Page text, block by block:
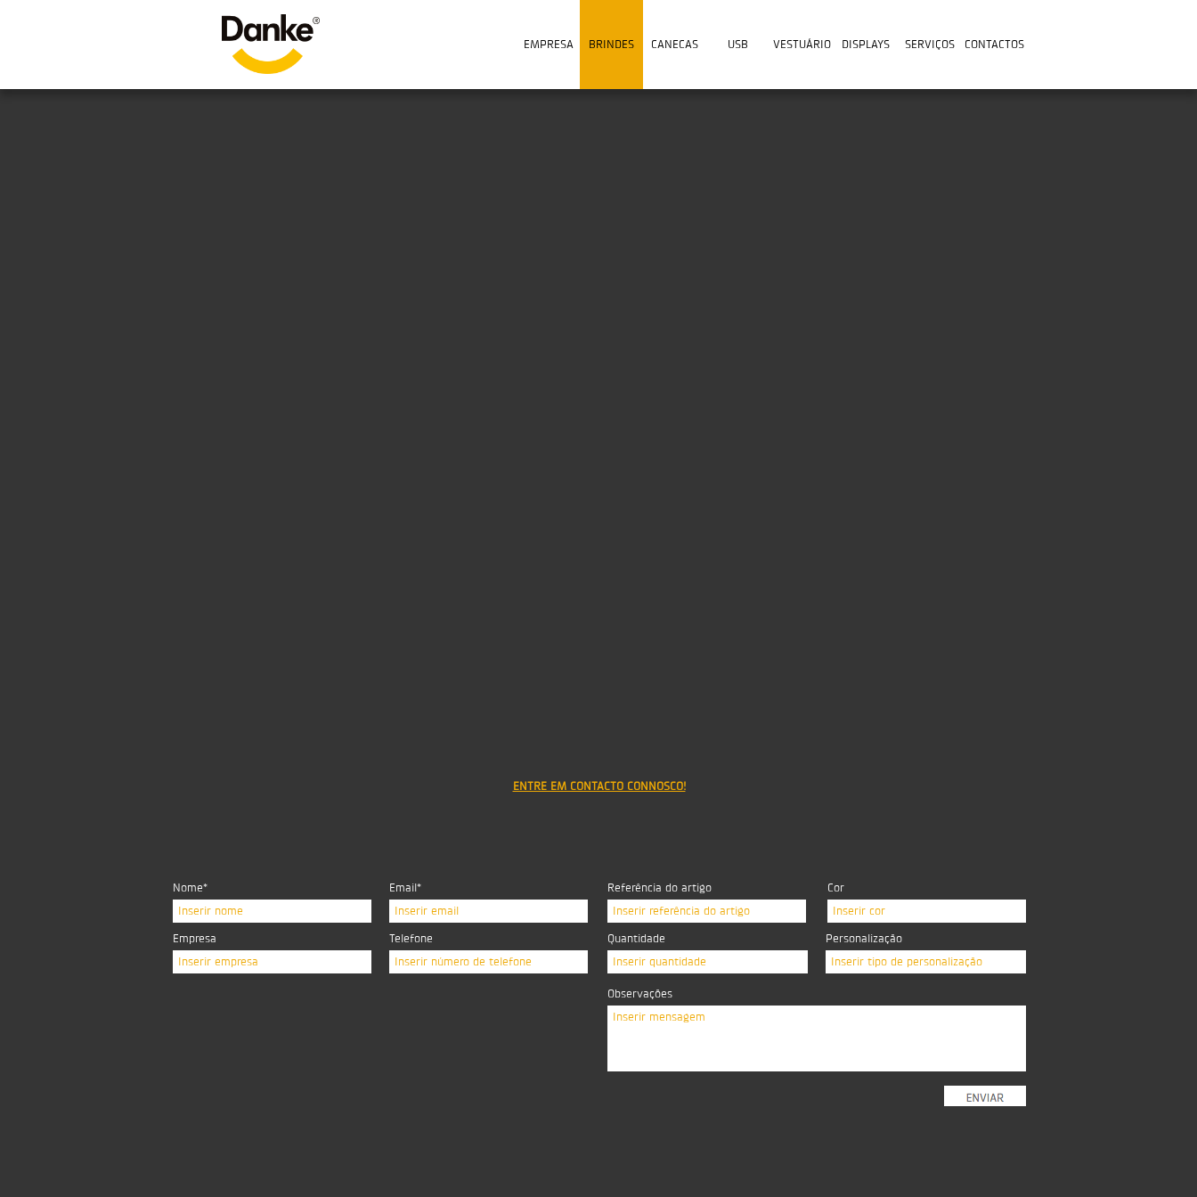
EMPRESA BRINDES CANECAS USB VESTUÁRIO DISPLAYS SERVIÇOS CONTACTOS
Nome*
Inserir nome
Email*
Inserir email
Empresa
Inserir empresa
Telefone
Inserir número de telefone
Referência do artigo
Inserir referência do artigo
Quantidade
Inserir quantidade
Personalização
Inserir tipo de personalização
Observações
Inserir mensagem
Cor
Inserir cor
ENTRE EM CONTACTO CONNOSCO!